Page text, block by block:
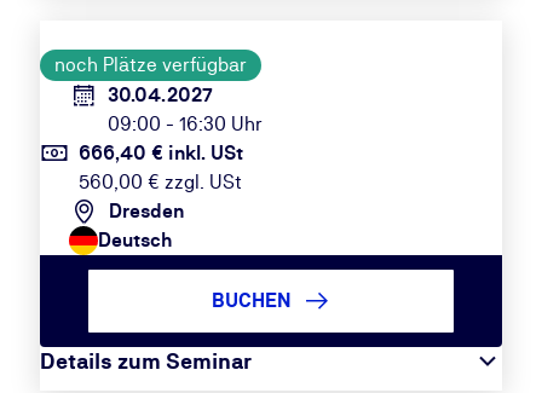
noch Plätze verfügbar
30.04.2027
09:00 - 16:30 Uhr
666,40 € inkl. USt
560,00 € zzgl. USt
Dresden
Deutsch
Details zum Seminar
BUCHEN